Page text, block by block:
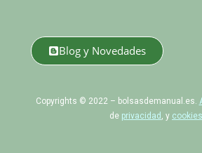
Blog y Novedades
Copyrights © 2022 – bolsasdemanual.es.
de privacidad , y cookies